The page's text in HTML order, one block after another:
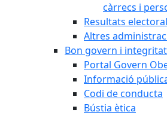
càrrecs i
Resultats
Altres
Bon govern i
Portal Govern
Informació
Codi de conducta
Bústia ètica